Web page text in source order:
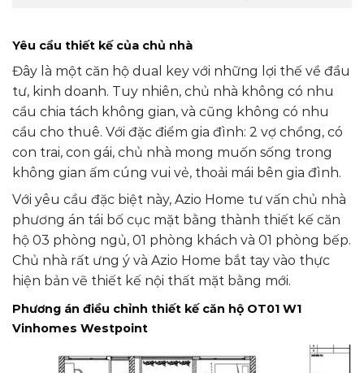
Yêu cầu thiết kế của chủ nhà
Đây là một căn hộ dual key với những lợi thế về đầu
tư, kinh doanh. Tuy nhiên, chủ nhà không có nhu
cầu chia tách không gian, và cũng không có nhu
cầu cho thuê. Với đặc điểm gia đình: 2 vợ chồng, có
con trai, con gái, chủ nhà mong muốn sống trong
không gian ấm cúng vui vẻ, thoải mái bên gia đình.
Với yêu cầu đặc biệt này, Azio Home tư vấn chủ nhà
phương án tái bố cục mặt bằng thành thiết kế căn
hộ 03 phòng ngủ, 01 phòng khách và 01 phòng bếp.
Chủ nhà rất ưng ý và Azio Home bắt tay vào thực
hiện bản vẽ thiết kế nội thất mặt bằng mới.
Phương án điều chỉnh thiết kế căn hộ OT01 W1
Vinhomes Westpoint